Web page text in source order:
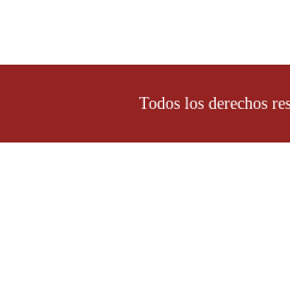
Todos los derechos